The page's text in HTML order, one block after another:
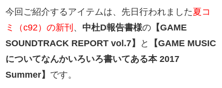
今回ご紹介するアイテムは、先日行われました夏コ
ミ（c92）の新刊 、 中杜D報告書様の 【GAME
SOUNDTRACK REPORT vol.7】
と
【GAME MUSIC
についてなんかいろいろ書いてある本 2017
Summer】 です。